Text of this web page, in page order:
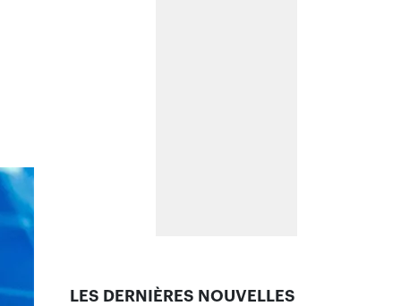
LES DERNIÈRES NOUVELLES